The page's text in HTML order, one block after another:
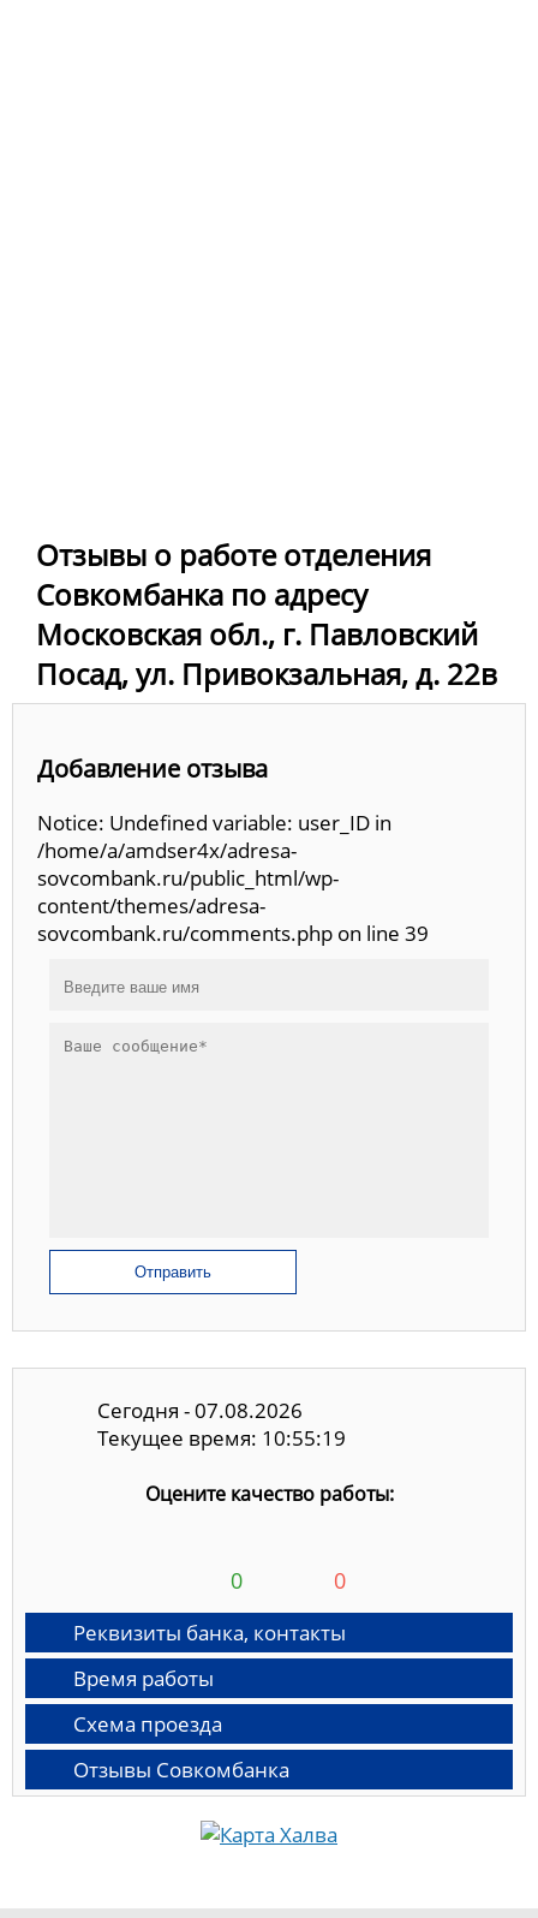
Отзывы о работе отделения
Совкомбанка по адресу
Московская обл., г. Павловский
Посад, ул. Привокзальная, д. 22в
Добавление отзыва
Notice: Undefined variable: user_ID in
/home/a/amdser4x/adresa-
sovcombank.ru/public_html/wp-
content/themes/adresa-
sovcombank.ru/comments.php on line 39
Отправить
Сегодня - 07.08.2026
Текущее время: 10:55:19
Оцените качество работы:
0 0
Реквизиты банка, контакты
Время работы
Схема проезда
Отзывы Совкомбанка